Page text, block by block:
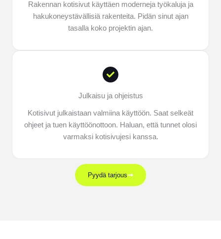
Rakennan kotisivut käyttäen moderneja työkaluja ja
hakukoneystävällisiä rakenteita. Pidän sinut ajan
tasalla koko projektin ajan.
Julkaisu ja ohjeistus
Kotisivut julkaistaan valmiina käyttöön. Saat selkeät
ohjeet ja tuen käyttöönottoon. Haluan, että tunnet olosi
varmaksi kotisivujesi kanssa.
Pyydä tarjous